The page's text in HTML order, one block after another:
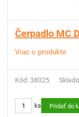
Čerpadlo MC
Viac o produkte
Kód: 38025
ks Pridať do